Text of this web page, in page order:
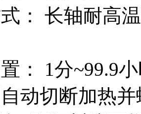
： 长轴耐高
： 1分~99.9
动切断加热